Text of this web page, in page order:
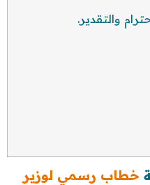
والتقدير.
خطاب رسمي لوزير